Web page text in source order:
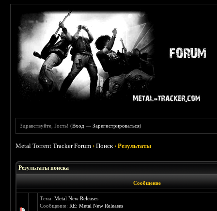
Здравствуйте, Гость! (Вход —Зарегистрироваться)
Metal Torrent Tracker Forum ›Поиск ›Результаты
Результаты поиска
Сообщение
Тема:Metal New Releases
Сообщение:RE: Metal New Releases